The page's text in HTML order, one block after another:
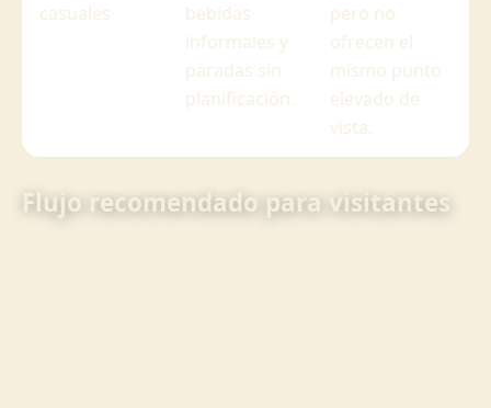
casuales
bebidas
informales y
paradas sin
planificación.
pero no
ofrecen el
mismo punto
elevado de
vista.
Flujo recomendado para visitantes